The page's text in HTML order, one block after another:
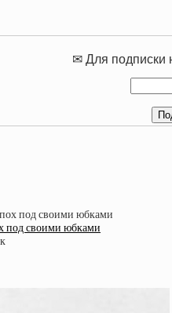
✉ Для подписки
под своими юбками